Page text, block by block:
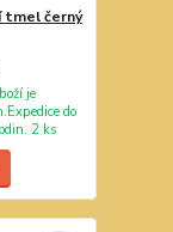
tmel černý
je
do
2 ks